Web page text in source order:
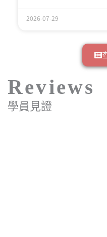
2026-07-29
Reviews
學員見證